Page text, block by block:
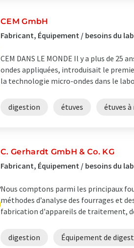
CEM GmbH
Fabricant, Équipement / besoins du
CEM DANS LE MONDE Il y a plus de
ondes appliquées, introduisait le
la technologie micro-ondes dans le
digestion étuves étuves
C. Gerhardt GmbH & Co. KG
Fabricant, Équipement / besoins du
Nous comptons parmi les principaux
méthodes d’analyse des fourrages et
fabrication d'appareils de traitement,
digestion Équipement de